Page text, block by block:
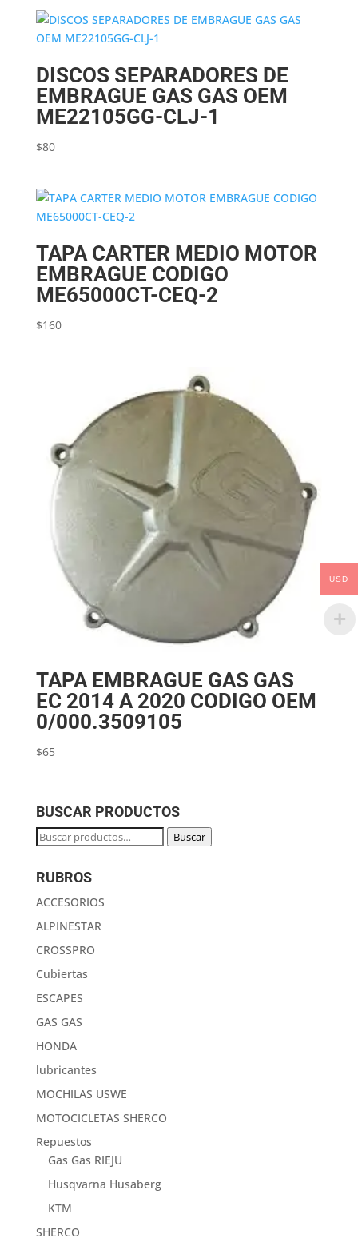
DISCOS SEPARADORES DE
EMBRAGUE GAS GAS OEM
ME22105GG-CLJ-1
$80
TAPA CARTER MEDIO MOTOR
EMBRAGUE CODIGO
ME65000CT-CEQ-2
$160
TAPA EMBRAGUE GAS GAS
EC 2014 A 2020 CODIGO OEM
0/000.3509105
$65
BUSCAR PRODUCTOS
Buscar
Buscar
RUBROS
ACCESORIOS
ALPINESTAR
CROSSPRO
Cubiertas
ESCAPES
GAS GAS
HONDA
lubricantes
MOCHILAS USWE
MOTOCICLETAS SHERCO
Repuestos
Gas Gas RIEJU
Husqvarna Husaberg
KTM
SHERCO
USD